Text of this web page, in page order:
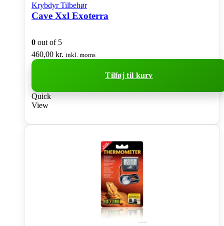
Krybdyr Tilbehør
Cave Xxl Exoterra
0 out of 5
460,00 kr. inkl. moms
Tilføj til kurv
Quick
View